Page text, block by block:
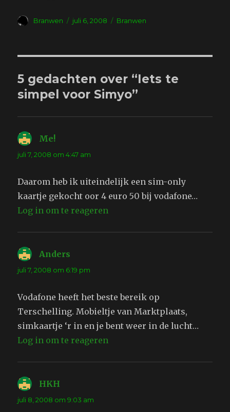
Auteur
Branwen
Geplaatst
juli 6, 2008 Tags
Branwen
5 gedachten over “Iets te
simpel voor Simyo”
Me!
juli 7, 2008 om 4:47 am
Daarom heb ik uiteindelijk een sim-only
kaartje gekocht oor 4 euro 50 bij vodafone…
Log in om te reageren
Anders
juli 7, 2008 om 6:19 pm
Vodafone heeft het beste bereik op
Terschelling. Mobieltje van Marktplaats,
simkaartje ‘r in en je bent weer in de lucht…
Log in om te reageren
HKH
juli 8, 2008 om 9:03 am